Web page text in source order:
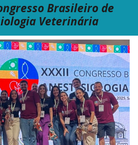
Brasileiro de
Veterinária